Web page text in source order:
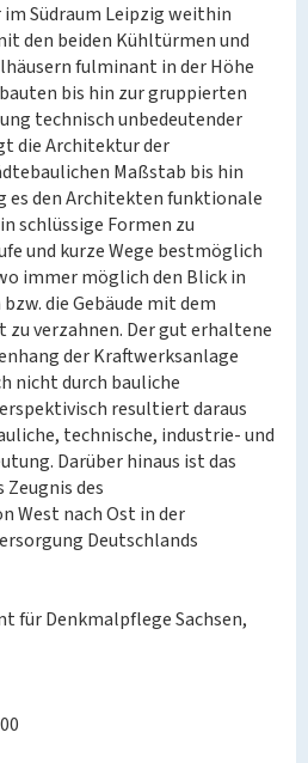
Südraum Leipzig weithin
den beiden Kühltürmen und
fulminant in der Höhe
bis hin zur gruppierten
technisch unbedeutender
die Architektur der
Maßstab bis hin
es den Architekten funktionale
schlüssige Formen zu
und kurze Wege bestmöglich
immer möglich den Blick in
die Gebäude mit dem
zu verzahnen. Der gut erhaltene
der Kraftwerksanlage
nicht durch bauliche
resultiert daraus
technische, industrie- und
Darüber hinaus ist das
des
West nach Ost in der
Deutschlands
für Denkmalpflege Sachsen,